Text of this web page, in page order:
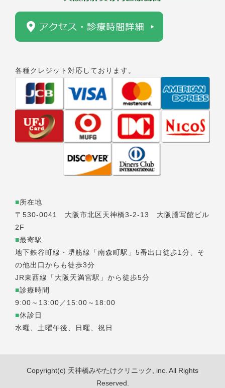
各種クレジット対応しております。
■所在地
〒530-0041 大阪市北区天神橋3-2-13 大阪謄写館ビル
2F
■最寄駅
地下鉄谷町線・堺筋線「南森町駅」5番出口徒歩1分、そ
の他出口からも徒歩3分
JR東西線「大阪天満宮駅」から徒歩5分
■診療時間
9:00～13:00／15:00～18:00
■休診日
水曜、土曜午後、日曜、祝日
Copyright(c) 天神橋みやたけクリニック, inc. All Rights
Reserved.